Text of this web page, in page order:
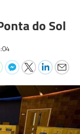
do Sol